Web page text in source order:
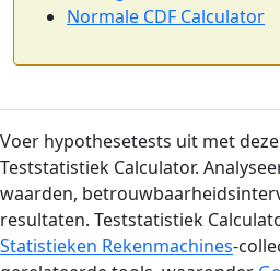
Normale CDF Calculator
Voer hypothesetests uit met
Teststatistiek Calculator.
waarden,
resultaten. Teststatistiek
Statistieken Rekenmachines-